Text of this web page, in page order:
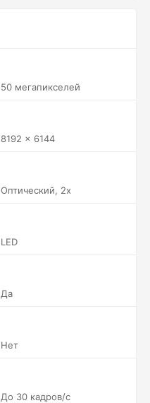
50 мегапикселей
8192 x 6144
Оптический, 2x
LED
Да
Нет
До 30 кадров/c